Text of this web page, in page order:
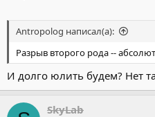
Antropolog написал(а):
Разрыв второго рода --
И долго юлить будем? Нет
SkyLab